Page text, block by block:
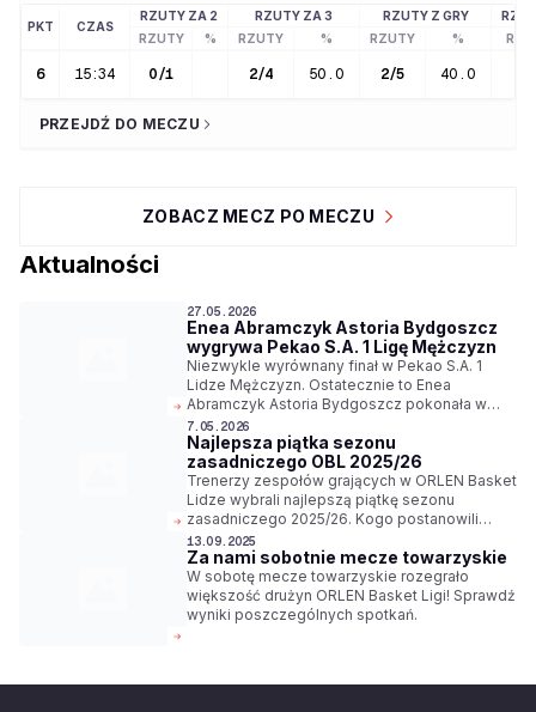
PKT CZAS
RZUTY ZA 2 RZUTY ZA 3 RZUTY Z GRY
RZUTY
% RZUTY % RZUTY %
6 15:34 0/1 2/4 50.0 2/5 40.0
PRZEJDŹ DO MECZU
ZOBACZ MECZ PO MECZU
Aktualności
27.05.2026
Enea Abramczyk Astoria Bydgoszcz
wygrywa Pekao S.A. 1 Ligę Mężczyzn
Niezwykle wyrównany finał w Pekao S.A. 1
Lidze Mężczyzn. Ostatecznie to Enea
Abramczyk Astoria Bydgoszcz pokonała w
serii ŁKS Coolpack Łódź 3-2, w decydującym
meczu 96:87, dzięki czemu uzyskała prawo do
gry w ORLEN Basket Lidze w sezonie 2026/27.
7.05.2026
Najlepsza piątka sezonu
zasadniczego OBL 2025/26
Trenerzy zespołów grających w ORLEN Basket
Lidze wybrali najlepszą piątkę sezonu
zasadniczego 2025/26. Kogo postanowili
wyróżnić?
13.09.2025
Za nami sobotnie mecze towarzyskie
W sobotę mecze towarzyskie rozegrało
większość drużyn ORLEN Basket Ligi! Sprawdź
wyniki poszczególnych spotkań.